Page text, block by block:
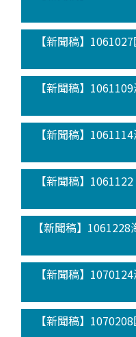
【新聞稿】
【新聞稿】
【新聞稿】
【新聞稿】
【新聞稿】
【新聞稿】
【新聞稿】